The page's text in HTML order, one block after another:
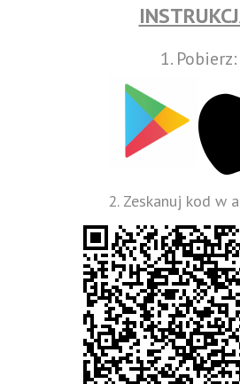
1. Pobierz:
2. Zeskanuj kod w